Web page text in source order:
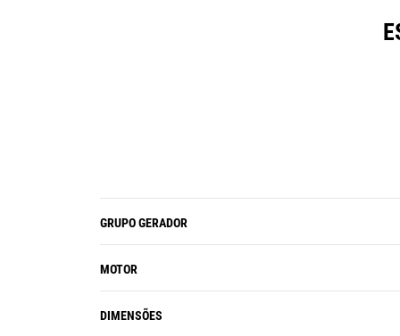
GRUPO GERADOR
MOTOR
DIMENSÕES